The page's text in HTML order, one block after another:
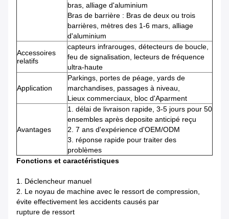
bras, alliage d'aluminium
Bras de barrière : Bras de deux ou trois
barrières, mètres des 1-6 mars, alliage
d'aluminium
Accessoires
relatifs
capteurs infrarouges, détecteurs de boucle,
feu de signalisation, lecteurs de fréquence
ultra-haute
Application
Parkings, portes de péage, yards de
marchandises, passages à niveau,
Lieux commerciaux, bloc d'Aparment
Avantages
1. délai de livraison rapide, 3-5 jours pour 50
ensembles après deposite anticipé reçu
2. 7 ans d'expérience d'OEM/ODM
3. réponse rapide pour traiter des
problèmes
Fonctions et caractéristiques
1. Déclencheur manuel
2. Le noyau de machine avec le ressort de compression,
évite effectivement les accidents causés par
rupture de ressort